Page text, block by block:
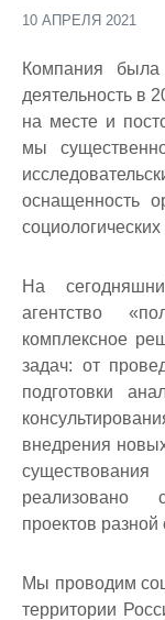
10 АПРЕЛЯ 2021
Компания была
деятельность в
на месте и
мы
оснащенность
На
агентство
комплексное
задач: от
подготовки
внедрения
реализовано
проектов
Мы проводим
территории